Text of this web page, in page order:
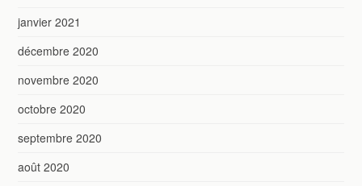
janvier 2021
décembre 2020
novembre 2020
octobre 2020
septembre 2020
août 2020